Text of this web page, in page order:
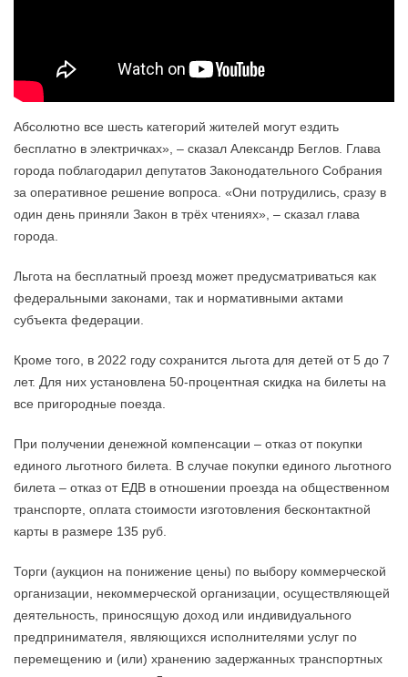
Абсолютно все шесть категорий жителей могут ездить
бесплатно в электричках», – сказал Александр Беглов. Глава
города поблагодарил депутатов Законодательного Собрания
за оперативное решение вопроса. «Они потрудились, сразу в
один день приняли Закон в трёх чтениях», – сказал глава
города.
Льгота на бесплатный проезд может предусматриваться как
федеральными законами, так и нормативными актами
субъекта федерации.
Кроме того, в 2022 году сохранится льгота для детей от 5 до 7
лет. Для них установлена 50-процентная скидка на билеты на
все пригородные поезда.
При получении денежной компенсации – отказ от покупки
единого льготного билета. В случае покупки единого льготного
билета – отказ от ЕДВ в отношении проезда на общественном
транспорте, оплата стоимости изготовления бесконтактной
карты в размере 135 руб.
Торги (аукцион на понижение цены) по выбору коммерческой
организации, некоммерческой организации, осуществляющей
деятельность, приносящую доход или индивидуального
предпринимателя, являющихся исполнителями услуг по
перемещению и (или) хранению задержанных транспортных